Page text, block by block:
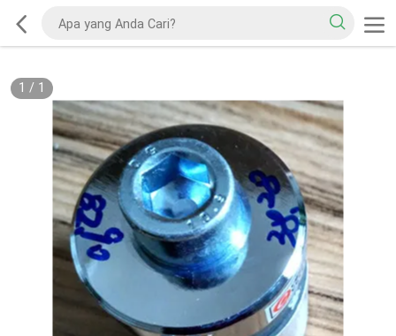
1 / 1